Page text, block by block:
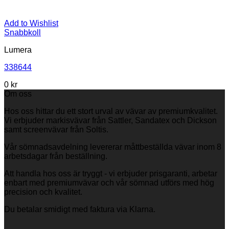
Add to Wishlist
Snabbkoll
Lumera
338644
0 kr
Om oss
Hos oss hittar du ett stort urval av vävar av premiumkvalitet.
Vi erbjuder markisvävar från Sattler, Sandatex och Dickson
samt screenvävar från Soltis.
Vår sömnadsavdelning levererar måttbeställda vävar inom 8
arbetsdagar från beställning.
Att handla hos oss är tryggt - vi erbjuder prisgaranti, arbetar
enbart med premiumvävar och vår sömnad utförs med hög
precision och kvalitet.
Du betalar smidigt med faktura via Klarna.